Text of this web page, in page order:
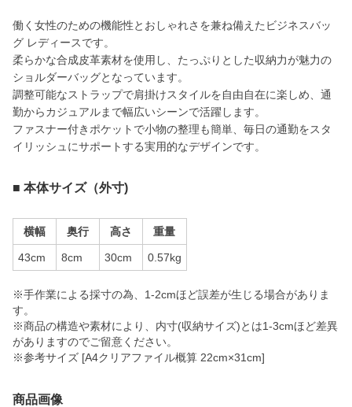
働く女性のための機能性とおしゃれさを兼ね備えたビジネスバッ
グ レディースです。
柔らかな合成皮革素材を使用し、たっぷりとした収納力が魅力の
ショルダーバッグとなっています。
調整可能なストラップで肩掛けスタイルを自由自在に楽しめ、通
勤からカジュアルまで幅広いシーンで活躍します。
ファスナー付きポケットで小物の整理も簡単、毎日の通勤をスタ
イリッシュにサポートする実用的なデザインです。
■ 本体サイズ（外寸)
横幅 奥行 高さ 重量
43cm 8cm 30cm 0.57kg
※手作業による採寸の為、1-2cmほど誤差が生じる場合がありま
す。
※商品の構造や素材により、内寸(収納サイズ)とは1-3cmほど差異
がありますのでご留意ください。
※参考サイズ [A4クリアファイル概算 22cm×31cm]
商品画像